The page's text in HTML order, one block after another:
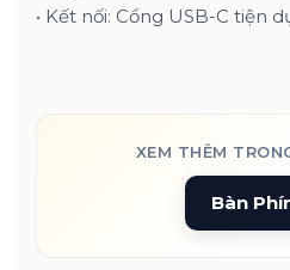
• Kết nối: Cổng USB-C tiện
XEM THÊM
Bàn